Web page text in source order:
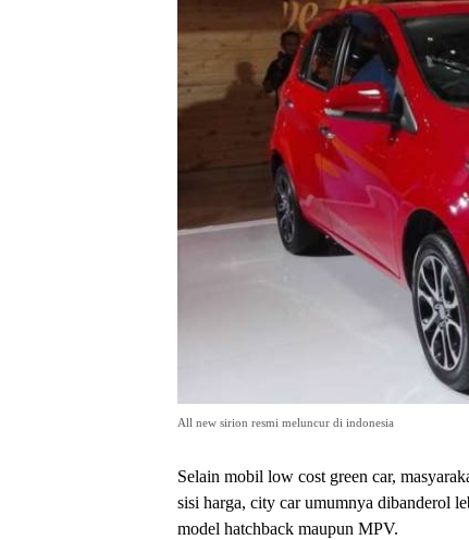
All new sirion resmi meluncur di indonesia
Selain mobil low cost green car,
sisi harga, city car umumnya dibanderol
model hatchback maupun MPV.